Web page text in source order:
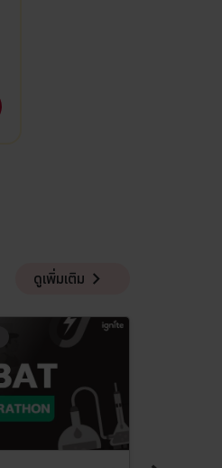
ดูเพิ่มเติม keyboard_arrow_right